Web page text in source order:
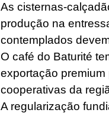
As cisternas-
produção na
contemplados
O café do Baturité
exportação
cooperativas da
A regularização